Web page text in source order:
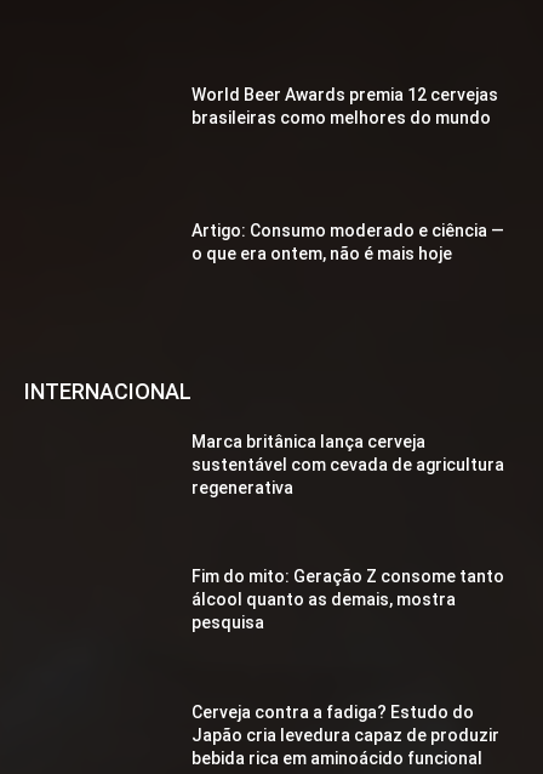
World Beer Awards premia 12 cervejas
brasileiras como melhores do mundo
Artigo: Consumo moderado e ciência —
o que era ontem, não é mais hoje
INTERNACIONAL
Marca britânica lança cerveja
sustentável com cevada de agricultura
regenerativa
Fim do mito: Geração Z consome tanto
álcool quanto as demais, mostra
pesquisa
Cerveja contra a fadiga? Estudo do
Japão cria levedura capaz de produzir
bebida rica em aminoácido funcional